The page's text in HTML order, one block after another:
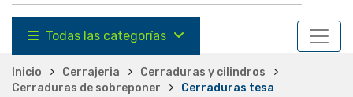
Todas las categorías
Inicio Cerrajeria
Cerraduras y cilindros
Cerraduras de sobreponer
Cerraduras tesa